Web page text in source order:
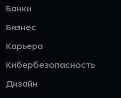
Банки
Бизнес
Карьера
Кибербезопасность
Дизайн